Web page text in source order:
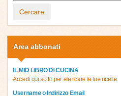
Cercare
Area abbonati
IL MIO LIBRO DI CUCINA
Accedi qui sotto per elencare le tue ricette
Username o Indirizzo Email